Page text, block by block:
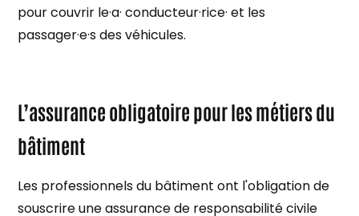
pour couvrir le·a· conducteur·rice· et les
passager·e·s des véhicules.
L’assurance obligatoire pour les métiers du
bâtiment
Les professionnels du bâtiment ont l'obligation de
souscrire une assurance de responsabilité civile